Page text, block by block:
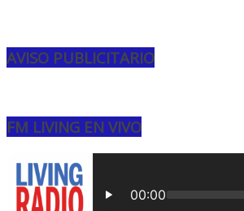
AVISO PUBLICITARIO
FM LIVING EN VIVO